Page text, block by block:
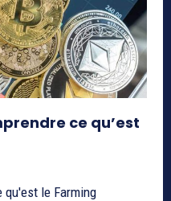
ce qu’est
qu'est le Farming